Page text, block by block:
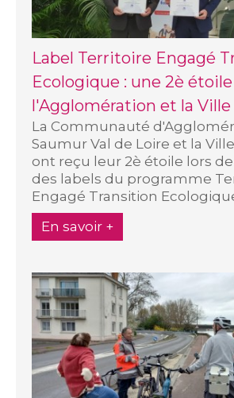
Label Territoire Engagé
Ecologique : une 2è
l'Agglomération et la
La Communauté
Saumur Val de Loire et la
ont reçu leur 2è étoile lors
des labels du programme
Engagé Transition
En savoir +